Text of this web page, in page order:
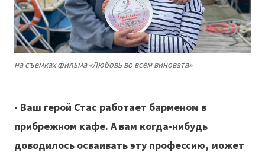
на съемках фильма «Любовь во всём виновата»
- Ваш герой Стас работает барменом в
прибрежном кафе. А вам когда-нибудь
доводилось осваивать эту профессию, может